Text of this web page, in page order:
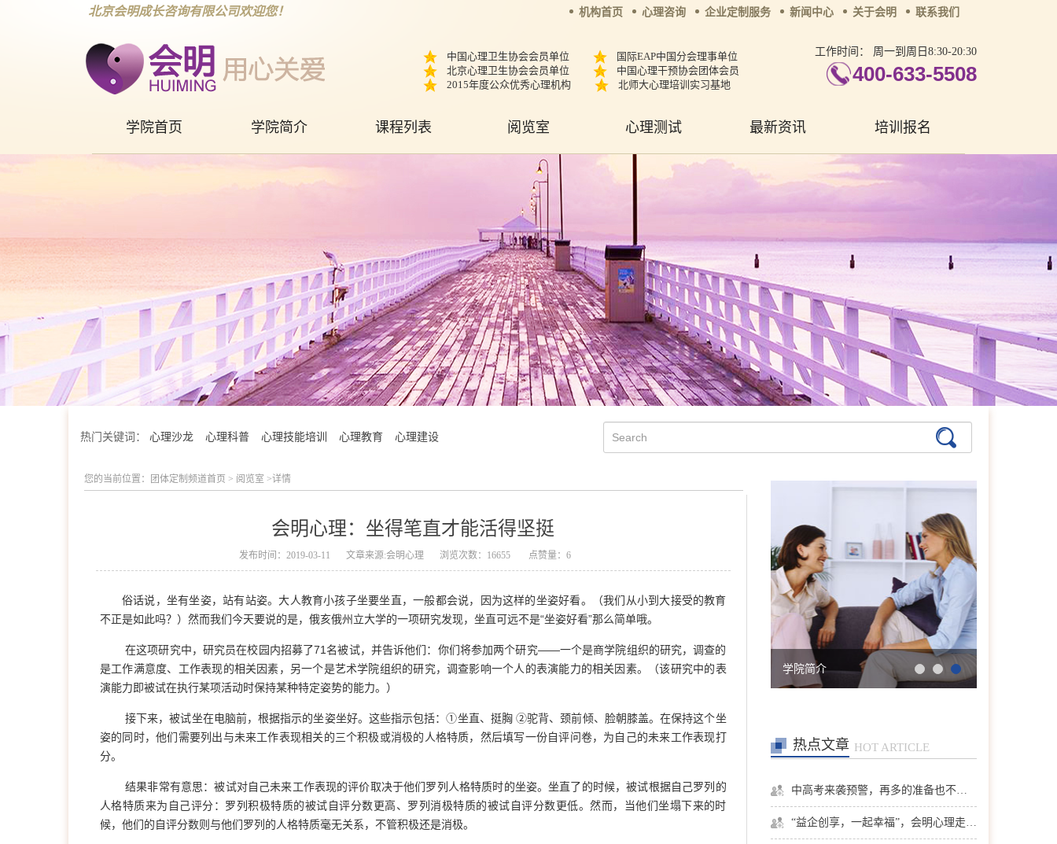
北京会明成长咨询有限公司欢迎您！ 机构首页 心理咨询 企业定制服务 新闻中心 关于会明 联系我们
中国心理卫生协会会员单位
国际EAP中国分会理事单位
北京心理卫生协会会员单位
中国心理干预协会团体会员
2015年度公众优秀心理机构
北师大心理培训实习基地
工作时间： 周一到周日8:30-20:30
400-633-5508
学院首页 学院简介 课程列表 阅览室 心理测试 最新资讯 培训报名
热门关键词： 心理沙龙 心理科普 心理技能培训 心理教育 心理建设
您的当前位置： 团体定制频道首页 > 阅览室 >详情
会明心理：坐得笔直才能活得坚挺
发布时间：2019-03-11 文章来源:会明心理 浏览次数：16655 点赞量：6
俗话说，坐有坐姿，站有站姿。大人教育小孩子坐要坐直，一般都会说，因为这样的坐姿好看。（我们从小到大接受的教育
不正是如此吗？）然而我们今天要说的是，俄亥俄州立大学的一项研究发现，坐直可远不是“坐姿好看”那么简单哦。
在这项研究中，研究员在校园内招募了71名被试，并告诉他们：你们将参加两个研究——一个是商学院组织的研究，调查的
是工作满意度、工作表现的相关因素，另一个是艺术学院组织的研究，调查影响一个人的表演能力的相关因素。（该研究中的表
演能力即被试在执行某项活动时保持某种特定姿势的能力。）
接下来，被试坐在电脑前，根据指示的坐姿坐好。这些指示包括：①坐直、挺胸 ②驼背、颈前倾、脸朝膝盖。在保持这个坐
姿的同时，他们需要列出与未来工作表现相关的三个积极或消极的人格特质，然后填写一份自评问卷，为自己的未来工作表现打
分。
结果非常有意思：被试对自己未来工作表现的评价取决于他们罗列人格特质时的坐姿。坐直了的时候，被试根据自己罗列的
人格特质来为自己评分：罗列积极特质的被试自评分数更高、罗列消极特质的被试自评分数更低。然而，当他们坐塌下来的时
候，他们的自评分数则与他们罗列的人格特质毫无关系，不管积极还是消极。
学院简介 会明大事记 会明优势 学院简介
热点文章 HOT ARTICLE
中高考来袭预警，再多的准备也不嫌多，这一份考生福利等你来拿
“益企创享，一起幸福”，会明心理走进社区公益，与居民一起让社区更美好